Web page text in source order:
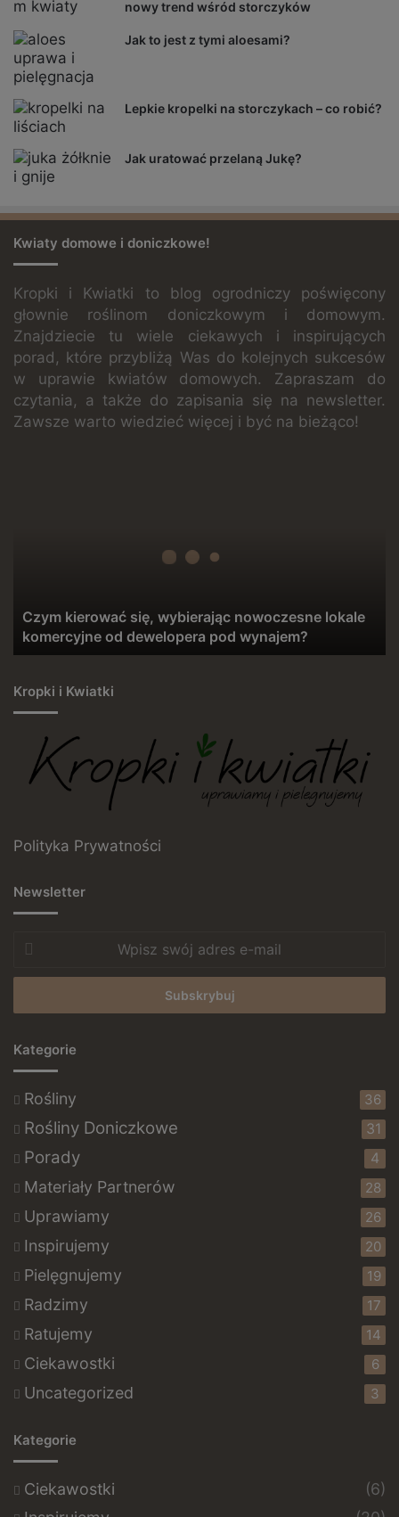
nowy trend wśród storczyków
Jak to jest z tymi aloesami?
Lepkie kropelki na storczykach – co robić?
Jak uratować przelaną Jukę?
Kwiaty domowe i doniczkowe!
Kropki i Kwiatki to blog ogrodniczy poświęcony
głownie roślinom doniczkowym i domowym.
Znajdziecie tu wiele ciekawych i inspirujących
porad, które przybliżą Was do kolejnych sukcesów
w uprawie kwiatów domowych. Zapraszam do
czytania, a także do zapisania się na newsletter.
Zawsze warto wiedzieć więcej i być na bieżąco!
dewelopera
pod
wynajem?
Czym kierować się, wybierając nowoczesne lokale
komercyjne od dewelopera pod wynajem?
Kropki i Kwiatki
Polityka Prywatności
Newsletter
Wpisz
swój
adres
mail
Kategorie
Rośliny 36
Rośliny Doniczkowe 31
Porady 4
Materiały Partnerów 28
Uprawiamy 26
Inspirujemy 20
Pielęgnujemy 19
Radzimy 17
Ratujemy 14
Ciekawostki 6
Uncategorized 3
Kategorie
Ciekawostki
(6)